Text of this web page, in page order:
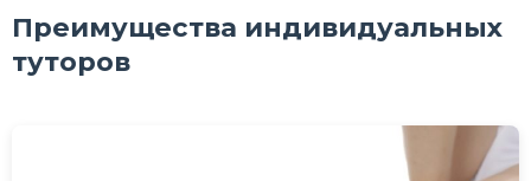
Преимущества индивидуальных
туторов